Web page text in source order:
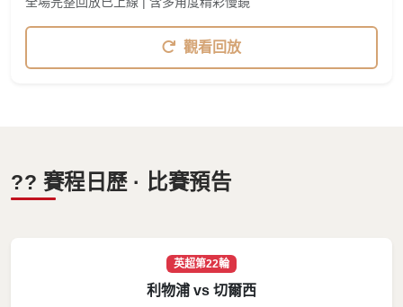
觀看回放
?? 賽程日歷 · 比賽預告
英超第22輪
利物浦 vs 切爾西